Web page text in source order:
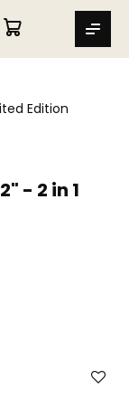
MIN VARUKORG
Edition
- 2 in 1